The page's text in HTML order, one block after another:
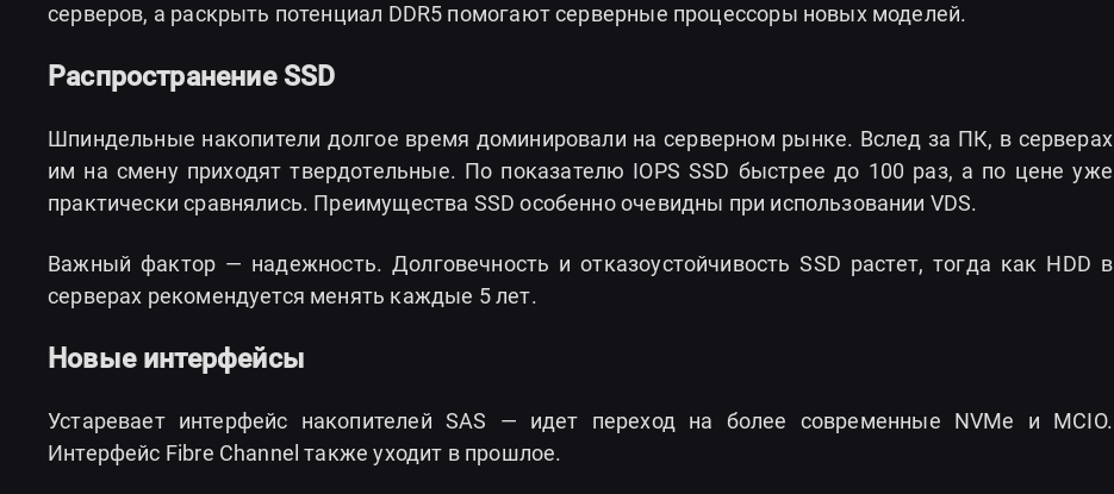
серверов, а раскрыть потенциал DDR5 помогают серверные процессоры новых моделей.
Распространение SSD
Шпиндельные накопители долгое время доминировали на серверном рынке. Вслед за ПК, в серверах
им на смену приходят твердотельные. По показателю IOPS SSD быстрее до 100 раз, а по цене уже
практически сравнялись. Преимущества SSD особенно очевидны при использовании VDS.
Важный фактор — надежность. Долговечность и отказоустойчивость SSD растет, тогда как HDD в
серверах рекомендуется менять каждые 5 лет.
Новые интерфейсы
Устаревает интерфейс накопителей SAS — идет переход на более современные NVMe и MCIO.
Интерфейс Fibre Channel также уходит в прошлое.